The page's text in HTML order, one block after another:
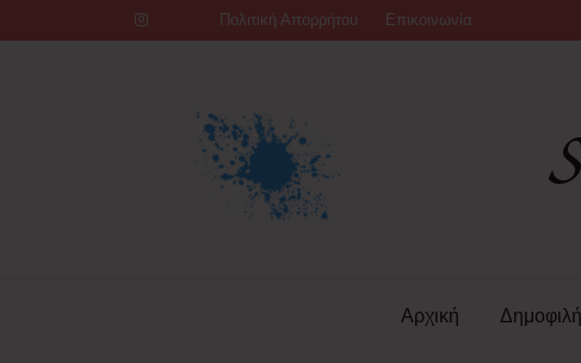
to
Πολιτική Απορρήτου Επικοινωνία
Αρχική Δημοφιλή